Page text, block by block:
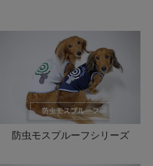
防虫モスプルーフシリーズ